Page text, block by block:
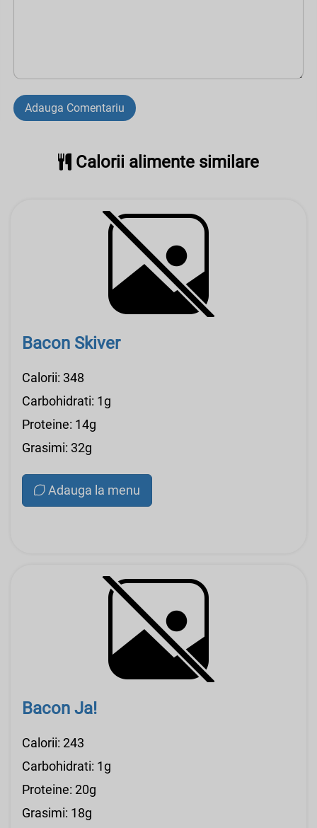
Adauga Comentariu
Calorii alimente similare
Bacon Skiver
Calorii: 348
Carbohidrati: 1g
Proteine: 14g
Grasimi: 32g
Adauga la menu
Bacon Ja!
Calorii: 243
Carbohidrati: 1g
Proteine: 20g
Grasimi: 18g